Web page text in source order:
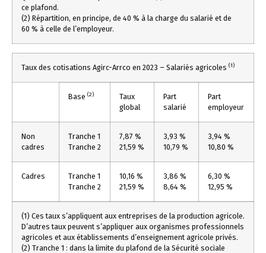
ce plafond.
(2) Répartition, en principe, de 40 % à la charge du salarié et de
60 % à celle de l’employeur.
Taux des cotisations Agirc-Arrco en 2023 – Salariés agricoles (1)
Base (2)
Taux
global
Part
salarié
Part
employeur
Non
cadres
Tranche 1
Tranche 2
7,87 %
21,59 %
3,93 %
10,79 %
3,94 %
10,80 %
Cadres
Tranche 1
Tranche 2
10,16 %
21,59 %
3,86 %
8,64 %
6,30 %
12,95 %
(1) Ces taux s’appliquent aux entreprises de la production agricole.
D’autres taux peuvent s’appliquer aux organismes professionnels
agricoles et aux établissements d’enseignement agricole privés.
(2) Tranche 1 : dans la limite du plafond de la Sécurité sociale